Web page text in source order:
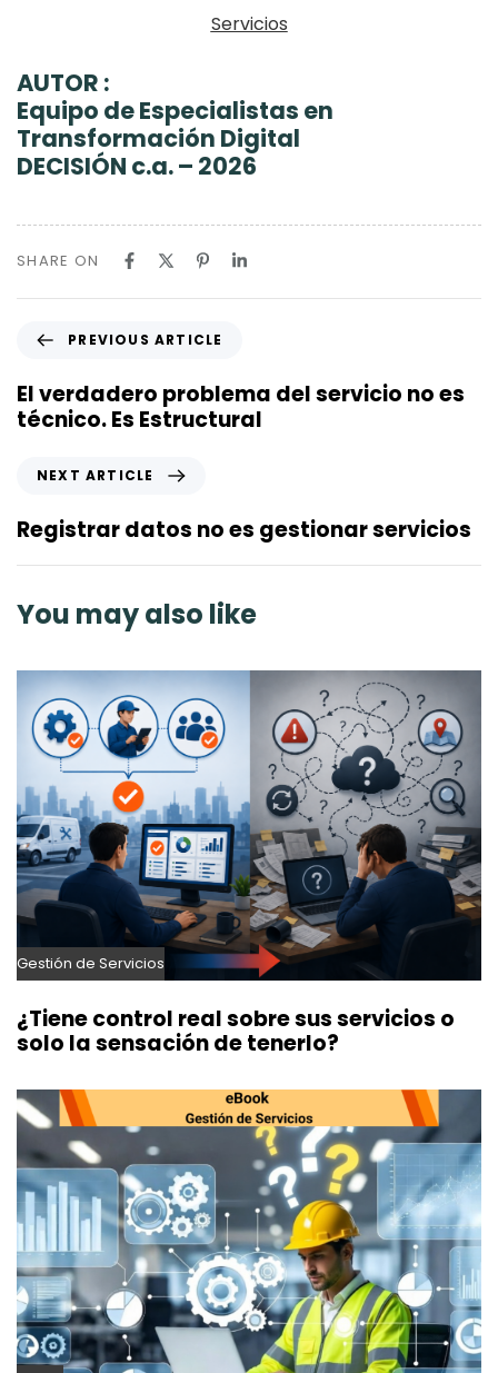
Servicios
AUTOR :
Equipo de Especialistas en
Transformación Digital
DECISIÓN c.a. – 2026
SHARE ON
e
v
i
A
r
i
l
e
PREVIOUS ARTICLE
El verdadero problema del servicio no es
técnico. Es Estructural
x
t
A
t
c
l
NEXT ARTICLE
Registrar datos no es gestionar servicios
You may also like
Gestión de Servicios
¿Tiene control real sobre sus servicios o
solo la sensación de tenerlo?